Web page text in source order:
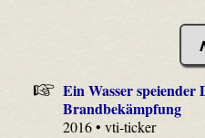
Ein Wasser speiender
Brandbekämpfung
2016 • vti-ticker